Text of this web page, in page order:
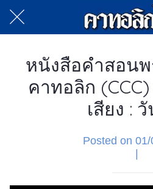
หนังสือคำสอน
คาทอลิก
เสียง :
Posted on
|